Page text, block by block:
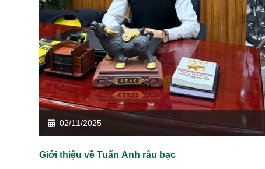
02/11/2025
Giới thiệu về Tuấn Anh râu bạc